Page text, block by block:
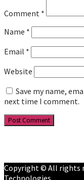
Comment *
Name *
Email *
Website
Save my name,
next time I comment.
Copyright © All rights